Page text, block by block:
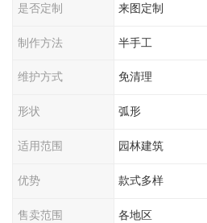
是否定制 来图定制
制作方法 半手工
维护方式 免清理
形状 弧形
适用范围 园林建筑
优势 款式多样
售卖范围 各地区